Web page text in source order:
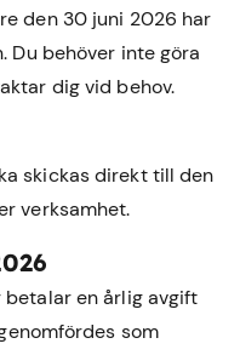
den 30 juni 2026 har
Du behöver inte göra
dig vid behov.
skickas direkt till den
verksamhet.
en årlig avgift
som